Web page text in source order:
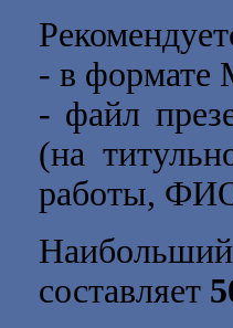
- в формате
- файл
(на
работы,
составляет